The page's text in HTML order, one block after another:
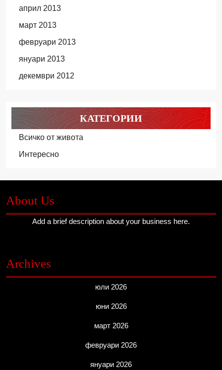
април 2013
март 2013
февруари 2013
януари 2013
декември 2012
КАТЕГОРИИ
Всичко от живота
Интересно
About Us
Add a brief description about your business here.
Archives
юли 2026
юни 2026
март 2026
февруари 2026
януари 2026